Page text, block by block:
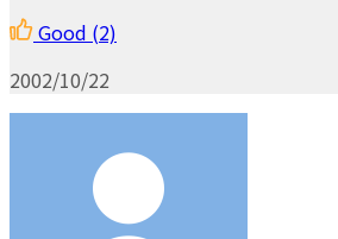
Good (2)
2002/10/22